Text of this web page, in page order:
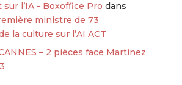
l’IA - Boxoffice Pro dans
ministre de 73
la culture sur l’AI ACT
– 2 pièces face Martinez